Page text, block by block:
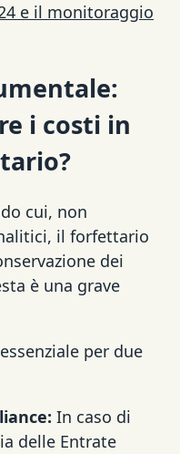
e il monitoraggio
i costi in
cui, non
il forfettario
dei
è una grave
per due
In caso di
delle Entrate